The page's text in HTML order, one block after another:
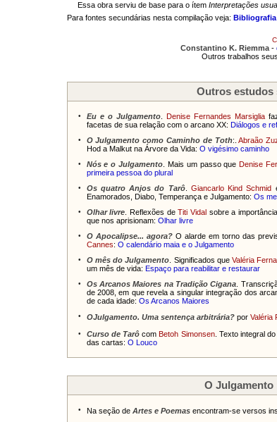
Essa obra serviu de base para o ítem Interpretações
Para fontes secundárias nesta compilação veja: Bibliografia
Constantino K. Riemma -
Outros trabalhos
Outros estudos
• Eu e o Julgamento. Denise Fernandes Marsiglia
facetas de sua relação com o arcano XX: Diálogos e
• O Julgamento como Caminho de Toth:.Abraão
Hod a Malkut na Árvore da Vida: O vigésimo caminho
• Nós e o Julgamento . Mais um passo queDenise
primeira pessoa do plural
• Os quatro Anjos do Tarô. Giancarlo Kind Schmid
Enamorados, Diabo, Temperança e Julgamento: Os
• Olhar livre . Reflexões deTiti Vidalsobre a
que nos aprisionam: Olhar livre
• O Apocalipse... agora?O alarde em torno das
Cannes: O calendário maia e o Julgamento
• O mês do Julgamento . Significados que Valéria
um mês de vida: Espaço para reabilitar e restaurar
• Os Arcanos Maiores na Tradição Cigana .
de 2008, em que revela a singular integração dos
de cada idade: Os Arcanos Maiores
• OJulgamento. Uma sentença arbitrária? por Valéria
• Curso de TarôcomBetoh Simonsen. Texto integral
das cartas: O Louco
O Julgamento
• Na seção de Artes e Poemasencontram-se versos